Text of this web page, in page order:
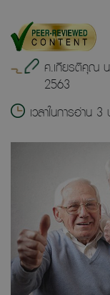
ศ.เกียรติคุณ
2563
เวลาในการอ่าน 3